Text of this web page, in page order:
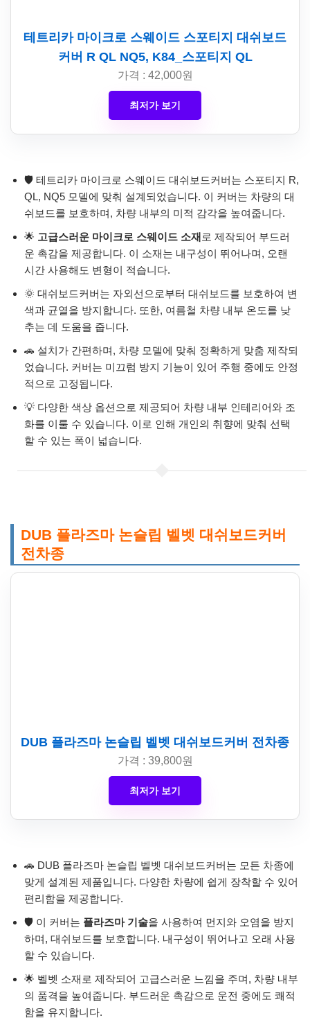
테트리카 마이크로 스웨이드 스포티지 대쉬보드
커버 R QL NQ5, K84_스포티지 QL
가격 : 42,000원
최저가 보기
🛡️ 테트리카 마이크로 스웨이드 대쉬보드커버는 스포티지 R,
QL, NQ5 모델에 맞춰 설계되었습니다. 이 커버는 차량의 대
쉬보드를 보호하며, 차량 내부의 미적 감각을 높여줍니다.
🌟 고급스러운 마이크로 스웨이드 소재 로 제작되어 부드러
운 촉감을 제공합니다. 이 소재는 내구성이 뛰어나며, 오랜
시간 사용해도 변형이 적습니다.
🌞 대쉬보드커버는 자외선으로부터 대쉬보드를 보호하여 변
색과 균열을 방지합니다. 또한, 여름철 차량 내부 온도를 낮
추는 데 도움을 줍니다.
🚗 설치가 간편하며, 차량 모델에 맞춰 정확하게 맞춤 제작되
었습니다. 커버는 미끄럼 방지 기능이 있어 주행 중에도 안정
적으로 고정됩니다.
💡 다양한 색상 옵션으로 제공되어 차량 내부 인테리어와 조
화를 이룰 수 있습니다. 이로 인해 개인의 취향에 맞춰 선택
할 수 있는 폭이 넓습니다.
DUB 플라즈마 논슬립 벨벳 대쉬보드커버
전차종
DUB 플라즈마 논슬립 벨벳 대쉬보드커버 전차종
가격 : 39,800원
최저가 보기
🚗 DUB 플라즈마 논슬립 벨벳 대쉬보드커버는 모든 차종에
맞게 설계된 제품입니다. 다양한 차량에 쉽게 장착할 수 있어
편리함을 제공합니다.
🛡️ 이 커버는 플라즈마 기술을 사용하여 먼지와 오염을 방지
하며, 대쉬보드를 보호합니다. 내구성이 뛰어나고 오래 사용
할 수 있습니다.
🌟 벨벳 소재로 제작되어 고급스러운 느낌을 주며, 차량 내부
의 품격을 높여줍니다. 부드러운 촉감으로 운전 중에도 쾌적
함을 유지합니다.